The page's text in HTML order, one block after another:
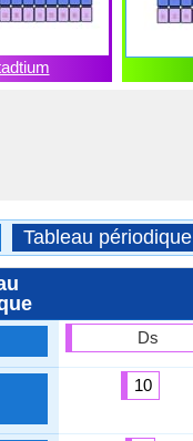
Tableau périodique
Ds
10